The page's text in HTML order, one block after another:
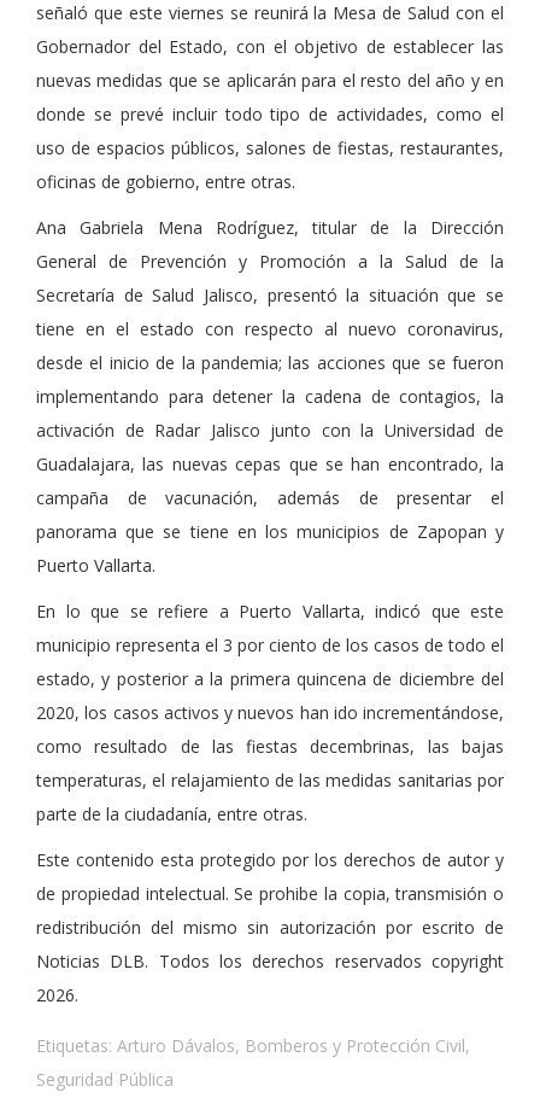
señaló que este viernes se reunirá la Mesa de Salud con el
Gobernador del Estado, con el objetivo de establecer las
nuevas medidas que se aplicarán para el resto del año y en
donde se prevé incluir todo tipo de actividades, como el
uso de espacios públicos, salones de fiestas, restaurantes,
oficinas de gobierno, entre otras.
Ana Gabriela Mena Rodríguez, titular de la Dirección
General de Prevención y Promoción a la Salud de la
Secretaría de Salud Jalisco, presentó la situación que se
tiene en el estado con respecto al nuevo coronavirus,
desde el inicio de la pandemia; las acciones que se fueron
implementando para detener la cadena de contagios, la
activación de Radar Jalisco junto con la Universidad de
Guadalajara, las nuevas cepas que se han encontrado, la
campaña de vacunación, además de presentar el
panorama que se tiene en los municipios de Zapopan y
Puerto Vallarta.
En lo que se refiere a Puerto Vallarta, indicó que este
municipio representa el 3 por ciento de los casos de todo el
estado, y posterior a la primera quincena de diciembre del
2020, los casos activos y nuevos han ido incrementándose,
como resultado de las fiestas decembrinas, las bajas
temperaturas, el relajamiento de las medidas sanitarias por
parte de la ciudadanía, entre otras.
Este contenido esta protegido por los derechos de autor y
de propiedad intelectual. Se prohibe la copia, transmisión o
redistribución del mismo sin autorización por escrito de
Noticias DLB. Todos los derechos reservados copyright
2026.
Etiquetas: Arturo Dávalos, Bomberos y Protección Civil,
Seguridad Pública